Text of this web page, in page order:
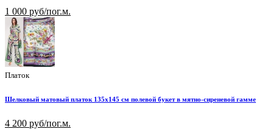
1 000 руб/пог.м.
Платок
Шелковый матовый платок 135х145 см полевой букет в мятно-сиреневой гамме
4 200 руб/пог.м.